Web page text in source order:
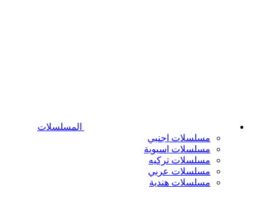
المسلسلات
مسلسلات اجنبي
مسلسلات اسيوية
مسلسلات تركيه
مسلسلات عربي
مسلسلات هندية